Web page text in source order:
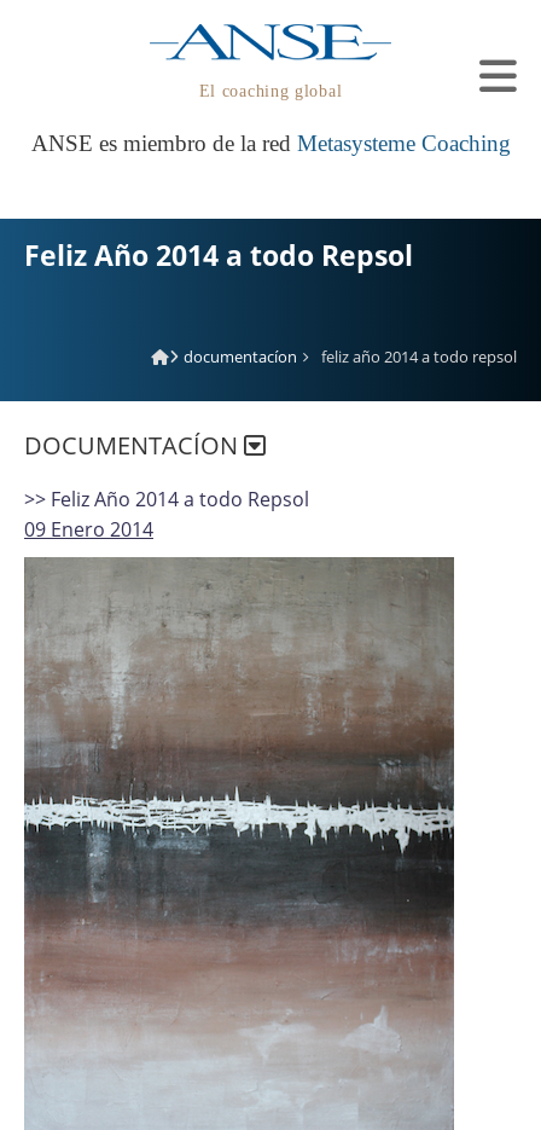
El coaching global
ANSE es miembro de la red Metasysteme Coaching
Feliz Año 2014 a todo Repsol
documentacíon feliz año 2014 a todo repsol
DOCUMENTACÍON
>> Feliz Año 2014 a todo Repsol
09 Enero 2014